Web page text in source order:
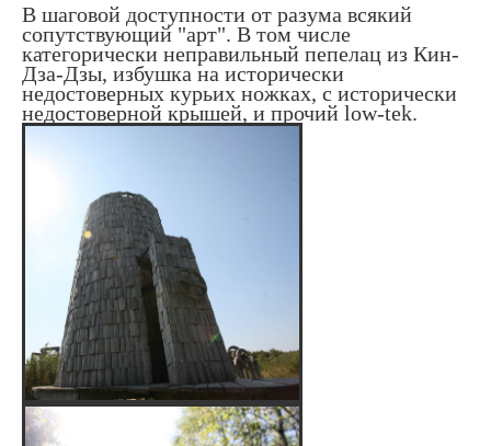
В шаговой доступности от разума всякий
сопутствующий "арт". В том числе
категорически неправильный пепелац из Кин-
Дза-Дзы, избушка на исторически
недостоверных курьих ножках, с исторически
недостоверной крышей, и прочий low-tek.